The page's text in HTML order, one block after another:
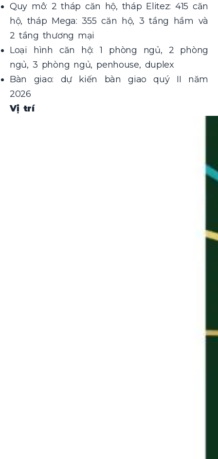
Quy mô: 2 tháp căn hộ, tháp Elitez: 415 căn
hộ, tháp Mega: 355 căn hộ, 3 tầng hầm và
2 tầng thương mại
Loại hình căn hộ: 1 phòng ngủ, 2 phòng
ngủ, 3 phòng ngủ, penhouse, duplex
Bàn giao: dự kiến bàn giao quý II năm
2026
Vị trí